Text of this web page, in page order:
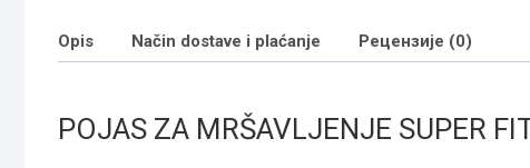
Opis
Način dostave i plaćanje Рецензије (0)
POJAS ZA MRŠAVLJENJE SUPER